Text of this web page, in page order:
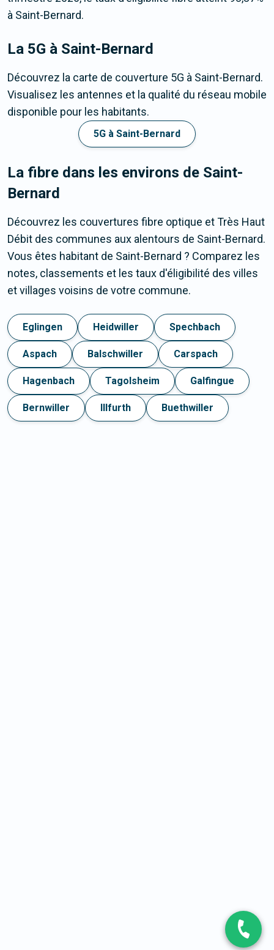
à Saint-Bernard.
La 5G à Saint-Bernard
Découvrez la carte de couverture 5G à Saint-Bernard.
Visualisez les antennes et la qualité du réseau mobile
disponible pour les habitants.
5G à Saint-Bernard
La fibre dans les environs de Saint-
Bernard
Découvrez les couvertures fibre optique et Très Haut
Débit des communes aux alentours de Saint-Bernard.
Vous êtes habitant de Saint-Bernard ? Comparez les
notes, classements et les taux d'éligibilité des villes
et villages voisins de votre commune.
Eglingen Heidwiller Spechbach
Aspach Balschwiller Carspach
Hagenbach Tagolsheim Galfingue
Bernwiller Illfurth Buethwiller